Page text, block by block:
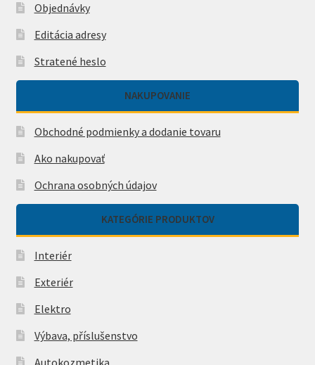
Objednávky
Editácia adresy
Stratené heslo
NAKUPOVANIE
Obchodné podmienky a dodanie tovaru
Ako nakupovať
Ochrana osobných údajov
KATEGÓRIE PRODUKTOV
Interiér
Exteriér
Elektro
Výbava, příslušenstvo
Autokozmetika